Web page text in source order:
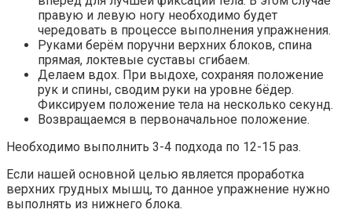
правую и левую ногу необходимо будет
чередовать в процессе выполнения упражнения.
Руками берём поручни верхних блоков, спина
прямая, локтевые суставы сгибаем.
Делаем вдох. При выдохе, сохраняя положение
рук и спины, сводим руки на уровне бёдер.
Фиксируем положение тела на несколько секунд.
Возвращаемся в первоначальное положение.
Необходимо выполнить 3-4 подхода по 12-15 раз.
Если нашей основной целью является проработка
верхних грудных мышц, то данное упражнение нужно
выполнять из нижнего блока.